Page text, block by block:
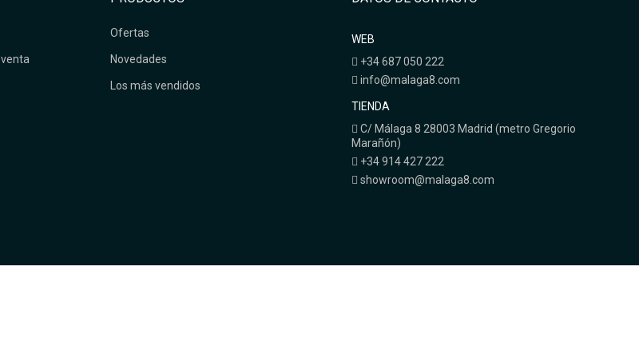
Ofertas
Novedades
Los más vendidos
WEB
+34 687 050 222
info@malaga8.com
TIENDA
C/ Málaga 8 28003 Madrid (metro Gregorio
Marañón)
+34 914 427 222
showroom@malaga8.com